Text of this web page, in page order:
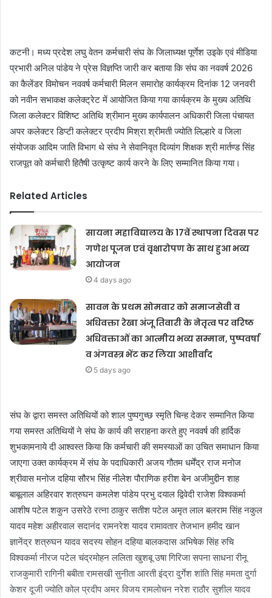
कटनी। मध्य प्रदेश लघु वेतन कर्मचारी संघ के जिलाध्यक्ष पूर्णेश उइके एवं मीडिया
प्रभारी अनिल पांडेय ने प्रेस विज्ञप्ति जारी कर बताया कि संघ का नववर्ष 2026
का कैलेंडर विमोचन नववर्ष कर्मचारी मिलन समारोह कार्यक्रम दिनांक 12 जनवरी
को नवीन सभाकक्ष कलेक्ट्रेट में आयोजित किया गया कार्यक्रम के मुख्य अतिथि
जिला कलेक्टर विशिष्ट अतिथि श्रीमान मुख्य कार्यपालन अधिकारी जिला पंचायत
अपर कलेक्टर डिप्टी कलेक्टर प्रदीप मिश्रा श्रीमती ज्योति लिल्हारे व जिला
संयोजक आदिम जाति विभाग थे संघ ने सेवानिवृत दिव्यांग शिक्षक श्री मार्तण्ड सिंह
राजपूत को कर्मचारी हितैषी उत्कृष्ट कार्य करने के लिए सम्मानित किया गया।
Related Articles
सायना महाविद्यालय के 17वें स्थापना दिवस पर
गणेश पूजन एवं वृक्षारोपण के साथ हुआ भव्य
आयोजन
4 days ago
सावन के प्रथम सोमवार को समाजसेवी व
अधिवक्ता रेखा अंजू तिवारी के नेतृत्व पर वरिष्ठ
अधिवक्ताओं का आत्मीय भव्य सम्मान, पुष्पवर्षा
व अंगवस्त्र भेंट कर लिया आशीर्वाद
5 days ago
संघ के द्वारा समस्त अतिथियों को शाल पुष्पगुच्छ स्मृति चिन्ह देकर सम्मानित किया
गया समस्त अतिथियों ने संघ के कार्य की सराहना करते हुए नववर्ष की हार्दिक
शुभकामनाये दी आश्वस्त किया कि कर्मचारी की समस्याओं का उचित समाधान किया
जाएगा उक्त कार्यक्रम में संघ के पदाधिकारी अजय गौतम धर्मेंद्र राज मनोज
श्रीवास मनोज दहिया सौरभ सिंह नीलेश पौराणिक हरीश बेन अजीमुद्दीन शाह
बाबूलाल अहिरवार शत्रुघन कमलेश पांडेय प्रभु दयाल द्विवेदी राजेश विश्वकर्मा
आशीष पटेल शकुन उसरेठे रत्ना ठाकुर सतीश पटेल अमृत लाल बलराम सिंह नकुल
यादव महेश अहीरवाल सदानंद रामनरेश यादव रामावतार तेजभान हमीद खान
ज्ञानेंद्र शत्रुघन यादव सदस्य सोहन दहिया बालकदास अभिषेक सिंह रुचि
विश्वकर्मा नीरज पटेल चंद्रमोहन ललिता खुशबू उषा गिरिजा सपना साधना रीनू
राजकुमारी रागिनी बबीता रामसखी सुनीता आरती इंद्रा दुर्गेश शांति सिंह ममता दुर्गा
केशर दूजी ज्योति कोल प्रदीप अमर विजय रामलोचन नरेश राठौर सुशील यादव